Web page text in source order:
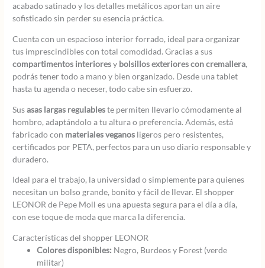
acabado satinado y los detalles metálicos aportan un aire
sofisticado sin perder su esencia práctica.
Cuenta con un espacioso interior forrado, ideal para organizar
tus imprescindibles con total comodidad. Gracias a sus
compartimentos interioresy bolsillos exteriores con cremallera,
podrás tener todo a mano y bien organizado. Desde una tablet
hasta tu agenda o neceser, todo cabe sin esfuerzo.
Susasas largas regulableste permiten llevarlo cómodamente al
hombro, adaptándolo a tu altura o preferencia. Además, está
fabricado con materiales veganos ligeros pero resistentes,
certificados por PETA, perfectos para un uso diario responsable y
duradero.
Ideal para el trabajo, la universidad o simplemente para quienes
necesitan un bolso grande, bonito y fácil de llevar. El shopper
LEONOR de Pepe Moll es una apuesta segura para el día a día,
con ese toque de moda que marca la diferencia.
Características del shopper LEONOR
Colores disponibles: Negro, Burdeos y Forest (verde
militar)